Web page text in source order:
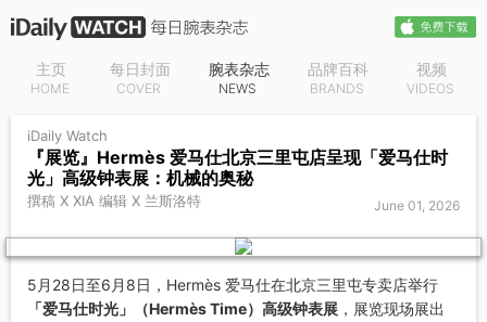
主页
HOME
每日封面
COVER
腕表杂志
NEWS
品牌百科
BRANDS
视频
VIDEOS
iDaily Watch
『展览』Hermès 爱马仕北京三里屯店呈现「爱马仕时
光」高级钟表展：机械的奥秘
June 01, 2026
撰稿 X XIA 编辑 X 兰斯洛特
5月28日至6月8日，Hermès 爱马仕在北京三里屯专卖店举行
「爱马仕时光」（Hermès Time）高级钟表展 ，展览现场展出